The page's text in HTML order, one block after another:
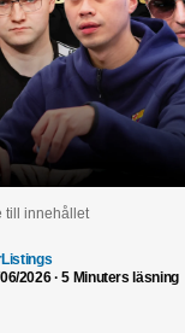
till innehållet
2026 · 5 Minuters läsning